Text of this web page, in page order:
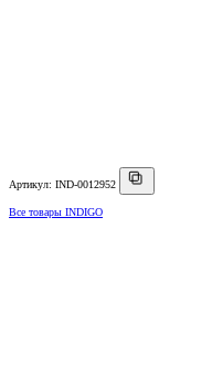
Артикул: IND-0012952
Все товары INDIGO